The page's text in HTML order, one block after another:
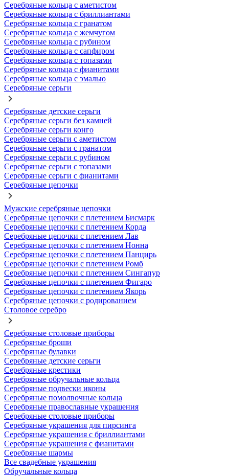
Серебряные кольца с аметистом
Серебряные кольца с бриллиантами
Серебряные кольца с гранатом
Серебряные кольца с жемчугом
Серебряные кольца с рубином
Серебряные кольца с сапфиром
Серебряные кольца с топазами
Серебряные кольца с фианитами
Серебряные кольца с эмалью
Серебряные серьги
Серебряные детские серьги
Серебряные серьги без камней
Серебряные серьги конго
Серебряные серьги с аметистом
Серебряные серьги с гранатом
Серебряные серьги с рубином
Серебряные серьги с топазами
Серебряные серьги с фианитами
Серебряные цепочки
Мужские серебряные цепочки
Серебряные цепочки с плетением Бисмарк
Серебряные цепочки с плетением Корда
Серебряные цепочки с плетением Лав
Серебряные цепочки с плетением Нонна
Серебряные цепочки с плетением Панцирь
Серебряные цепочки с плетением Ромб
Серебряные цепочки с плетением Сингапур
Серебряные цепочки с плетением Фигаро
Серебряные цепочки с плетением Якорь
Серебряные цепочки с родированием
Столовое серебро
Серебряные столовые приборы
Серебряные броши
Серебряные булавки
Серебряные детские серьги
Серебряные крестики
Серебряные обручальные кольца
Серебряные подвески иконы
Серебряные помолвочные кольца
Серебряные православные украшения
Серебряные столовые приборы
Серебряные украшения для пирсинга
Серебряные украшения с бриллиантами
Серебряные украшения с фианитами
Серебряные шармы
Все свадебные украшения
Обручальные кольца